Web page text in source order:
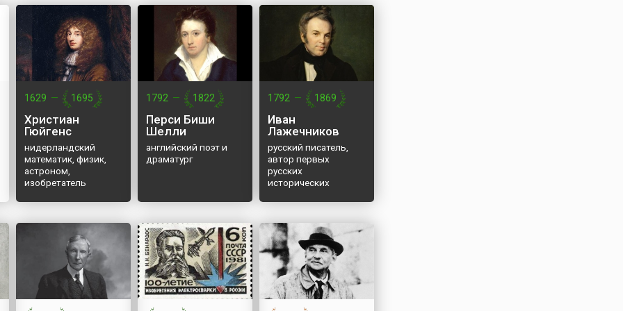
и
1
более
1629 — 1695
Христиан
Гюйгенс
нидерландский
математик, физик,
астроном,
изобретатель
1792 — 1822
Перси Биши
Шелли
английский поэт и
драматург
1792 — 1869
Иван
Лажечников
русский писатель,
автор первых
русских
исторических